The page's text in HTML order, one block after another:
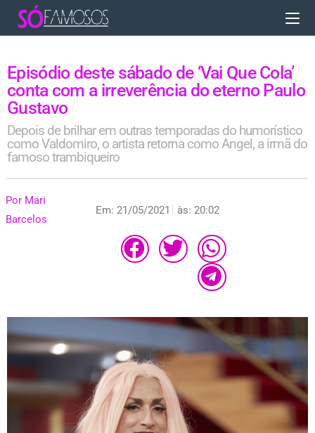
Episódio deste sábado de ‘Vai Que Cola’
conta com a irreverência do eterno Paulo
Gustavo
Depois de brilhar em outras temporadas do humorístico
como Valdomiro, o artista retorna como Angel, a irmã do
famoso trambiqueiro
Por Mari
Barcelos
Em: 21/05/2021 às: 20:02